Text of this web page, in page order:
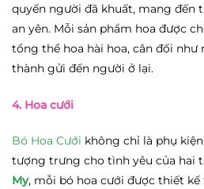
quyến người đã khuất, mang đến
an yên. Mỗi sản phẩm hoa được
tổng thể hoa hài hoa, cân đối
thành gửi đến người ở lại.
4. Hoa cưới
Bó Hoa Cưới không chỉ là phụ
tượng trưng cho tình yêu của hai
My, mỗi bó hoa cưới được thiết